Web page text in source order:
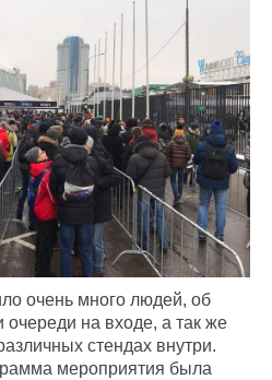
очень много людей, об
очереди на входе, а так же
стендах внутри.
мероприятия была